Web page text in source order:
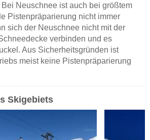
Neuschnee ist auch bei größtem
Pistenpräparierung nicht immer
sich der Neuschnee nicht mit der
verbinden und es
Aus Sicherheitsgründen ist
meist keine Pistenpräparierung
Skigebiets